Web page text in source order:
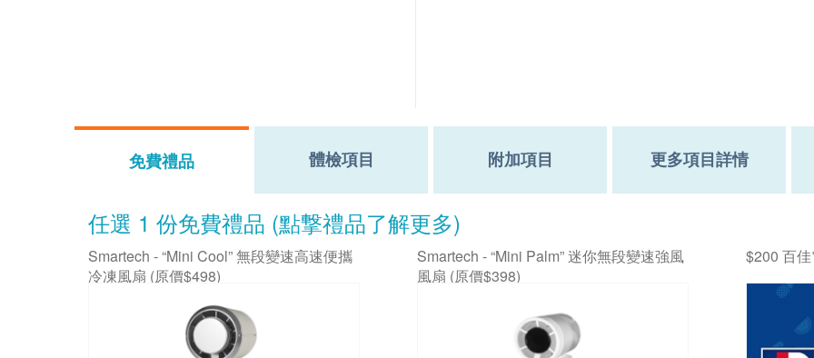
免費禮品 體檢項目 附加項目 更多項目詳情
任選 1 份免費禮品 (點撃禮品了解更多)
Smartech - “Mini Cool” 無段變速高速便攜
冷凍風扇 (原價$498)
Smartech - “Mini Palm” 迷你無段變速強風
風扇 (原價$398)
$200 百